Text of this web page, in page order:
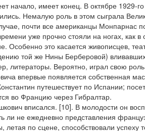
начало, имеет конец. В октябре 1929-
Немалую роль в этом сыграла
почти все американцы Монпарнас
уже прочно стояли на ногах, как
Особенно это касается живописцев,
той же Нины Берберовой)
литераторы. Вероятно, играл свою
впервые появляется собственная
путешествует по Испании;
во Францию через Гибралтар.
вписался. [10]. В молодости он
ли не ежедневно представления
по сцене, способствовали успеху